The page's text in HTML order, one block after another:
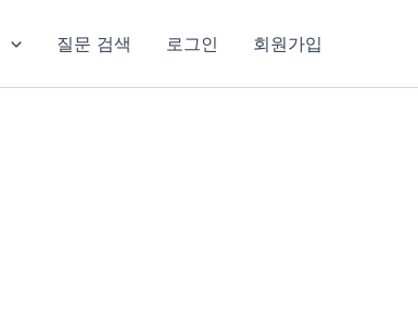
질문 검색 로그인 회원가입